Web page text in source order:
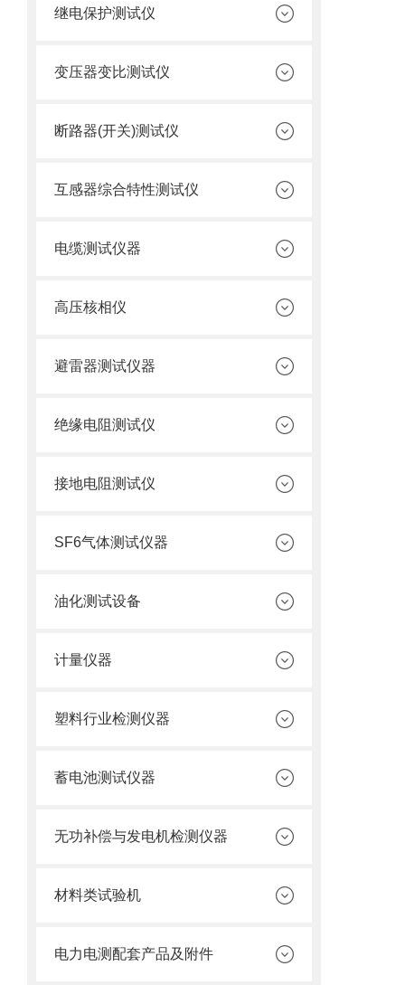
继电保护测试仪
变压器变比测试仪
断路器(开关)测试仪
互感器综合特性测试仪
电缆测试仪器
高压核相仪
避雷器测试仪器
绝缘电阻测试仪
接地电阻测试仪
SF6气体测试仪器
油化测试设备
计量仪器
塑料行业检测仪器
蓄电池测试仪器
无功补偿与发电机检测仪器
材料类试验机
电力电测配套产品及附件